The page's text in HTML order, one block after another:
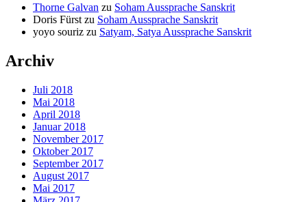
Thorne Galvan zu Soham Aussprache Sanskrit
Doris Fürst zu Soham Aussprache Sanskrit
yoyo souriz zu Satyam, Satya Aussprache Sanskrit
Archiv
Juli 2018
Mai 2018
April 2018
Januar 2018
November 2017
Oktober 2017
September 2017
August 2017
Mai 2017